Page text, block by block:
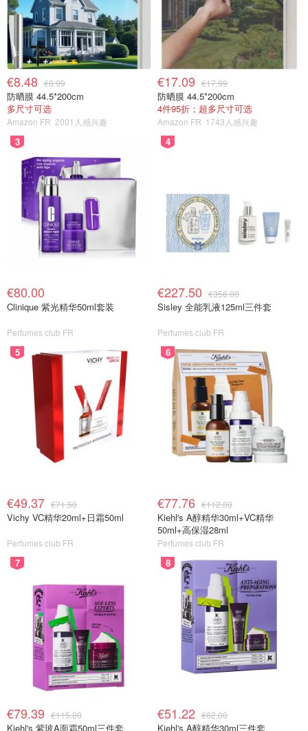
€8.48 €8.99
防晒膜 44.5*200cm
多尺寸可选
Amazon FR 2001人感兴趣
€17.09 €17.99
防晒膜 44.5*200cm
4件95折；超多尺寸可选
Amazon FR 1743人感兴趣
3
€80.00
Clinique 紫光精华50ml套装
Perfumes club FR
4
€227.50 €356.00
Sisley 全能乳液125ml三件套
Perfumes club FR
5
€49.37 €71.50
Vichy VC精华20ml+日霜50ml
Perfumes club FR
6
€77.76 €112.00
Kiehl's A醇精华30ml+VC精华
50ml+高保湿28ml
Perfumes club FR
7
€79.39 €115.00
Kiehl's 紫玻A面霜50ml三件套
8
€51.22 €62.00
Kiehl's A醇精华30ml三件套